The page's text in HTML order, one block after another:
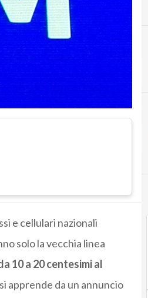
e cellulari nazionali
solo la vecchia linea
10 a 20 centesimi al
apprende da un annuncio